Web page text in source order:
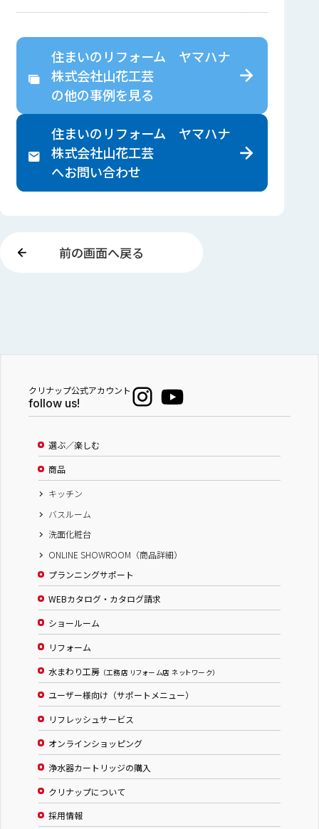
住まいのリフォーム ヤマハナ
株式会社山花工芸
の他の事例を見る
住まいのリフォーム ヤマハナ
株式会社山花工芸
へお問い合わせ
前の画面へ戻る
クリナップ公式アカウント
follow us!
選ぶ／楽しむ
商品
キッチン
バスルーム
洗面化粧台
ONLINE SHOWROOM（商品詳細）
プランニングサポート
WEBカタログ・カタログ請求
ショールーム
リフォーム
水まわり工房 （工務店 リフォーム店 ネットワーク）
ユーザー様向け（サポートメニュー）
リフレッシュサービス
オンラインショッピング
浄水器カートリッジの購入
クリナップについて
採用情報